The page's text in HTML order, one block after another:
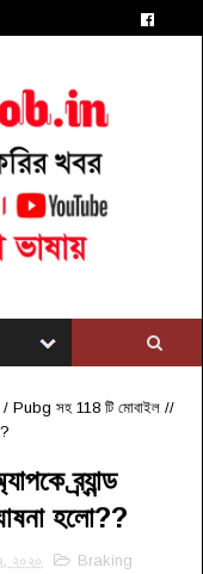
/ Pubg সহ 118 টি মোবাইল //
ব্র্যান্ড
হলো??
২০২০
Braking